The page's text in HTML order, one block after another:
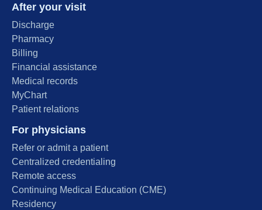
After your visit
Discharge
Pharmacy
Billing
Financial assistance
Medical records
MyChart
Patient relations
For physicians
Refer or admit a patient
Centralized credentialing
Remote access
Continuing Medical Education (CME)
Residency